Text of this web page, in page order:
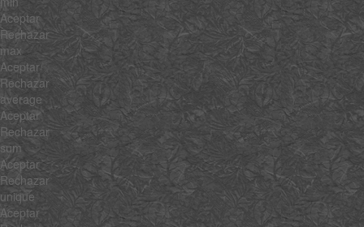
Aceptar
Rechazar
max
Aceptar
Rechazar
average
Aceptar
Rechazar
sum
Aceptar
Rechazar
unique
Aceptar